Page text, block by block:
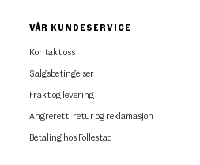
VÅR KUNDESERVICE
Kontakt oss
Salgsbetingelser
Frakt og levering
Angrerett, retur og reklamasjon
Betaling hos Follestad